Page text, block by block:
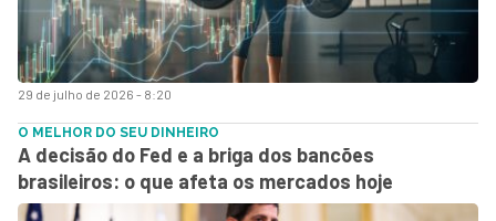
29 de julho de 2026 - 8:20
O MELHOR DO SEU DINHEIRO
A decisão do Fed e a briga dos bancões
brasileiros: o que afeta os mercados hoje